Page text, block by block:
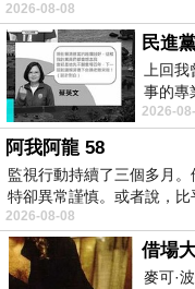
應該是青梅尾聲明
2026-08-08
民進
上回
事的專
是只會
2026-
阿我阿龍 58
監視行動持續了三個多月
特卻異常謹慎。或者說，
2026-08-08
借場
麥可·